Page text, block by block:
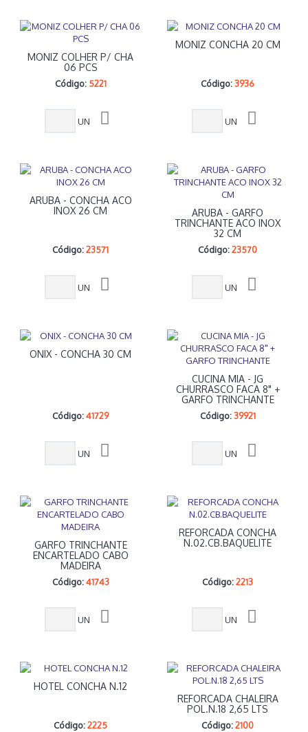
MONIZ COLHER P/ CHA
06 PCS
Código: 5221
UN
MONIZ CONCHA 20 CM
Código:3936
UN
ARUBA - CONCHA ACO
INOX 26 CM
Código:23571
UN
ARUBA - GARFO
TRINCHANTE ACO INOX
32 CM
Código:23570
UN
ONIX - CONCHA 30 CM
Código:41729
UN
CUCINA MIA - JG
CHURRASCO FACA 8" +
GARFO TRINCHANTE
Código: 39921
UN
GARFO TRINCHANTE
ENCARTELADO CABO
MADEIRA
Código: 41743
UN
REFORCADA CONCHA
N.02.CB.BAQUELITE
Código:2213
UN
HOTEL CONCHA N.12
Código:2225
REFORCADA CHALEIRA
POL.N.18 2,65 LTS
Código:2100